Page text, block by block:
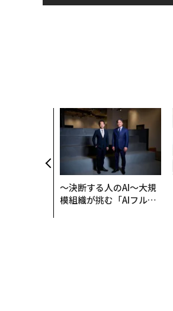
〜決断する人のAI〜大規
模組織が挑む「AIフル実